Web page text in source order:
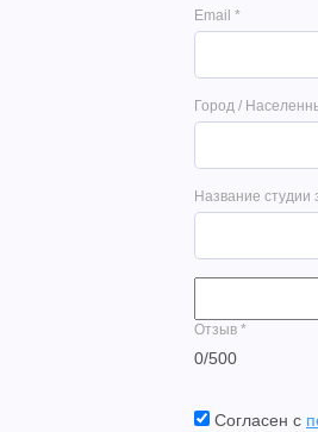
Email *
Город /
Название студии
Отзыв *
0/500
Согласен с